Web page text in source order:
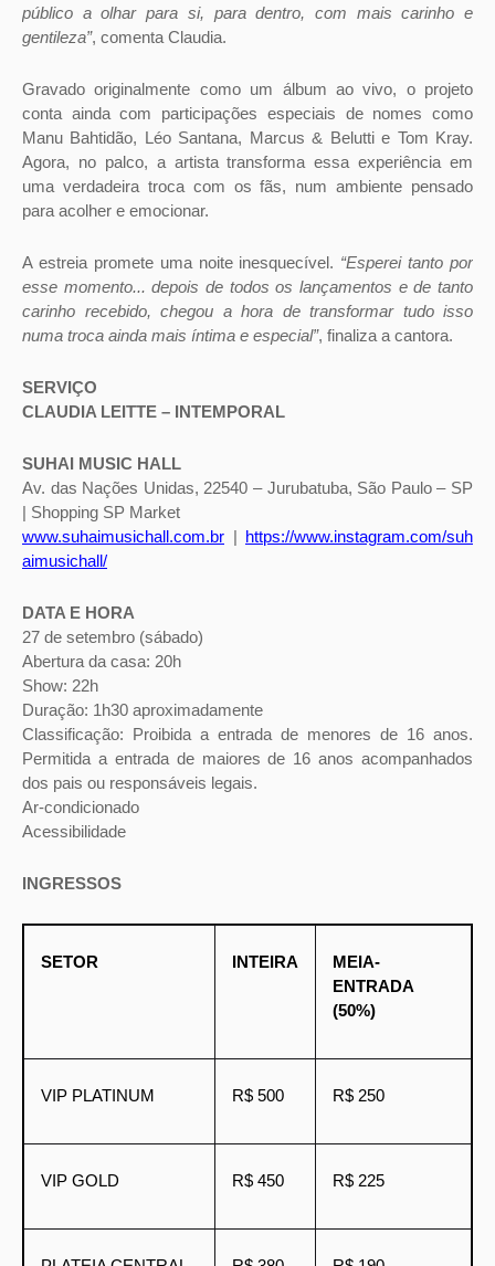
público a olhar para si, para dentro, com mais carinho e
gentileza”, comenta Claudia.
Gravado originalmente como um álbum ao vivo, o projeto
conta ainda com participações especiais de nomes como
Manu Bahtidão, Léo Santana, Marcus & Belutti e Tom Kray.
Agora, no palco, a artista transforma essa experiência em
uma verdadeira troca com os fãs, num ambiente pensado
para acolher e emocionar.
A estreia promete uma noite inesquecível. “Esperei tanto por
esse momento... depois de todos os lançamentos e de tanto
carinho recebido, chegou a hora de transformar tudo isso
numa troca ainda mais íntima e especial”, finaliza a cantora.
SERVIÇO
CLAUDIA LEITTE – INTEMPORAL
SUHAI MUSIC HALL
Av. das Nações Unidas, 22540 – Jurubatuba, São Paulo – SP
| Shopping SP Market
www.suhaimusichall.com.br
https://www.instagram.com/suh
aimusichall/
DATA E HORA
27 de setembro (sábado)
Abertura da casa: 20h
Show: 22h
Duração: 1h30 aproximadamente
Classificação: Proibida a entrada de menores de 16 anos.
Permitida a entrada de maiores de 16 anos acompanhados
dos pais ou responsáveis legais.
Ar-condicionado
Acessibilidade
INGRESSOS
SETOR INTEIRA
MEIA-
ENTRADA
(50%)
VIP PLATINUM R$ 500 R$ 250
VIP GOLD R$ 450 R$ 225